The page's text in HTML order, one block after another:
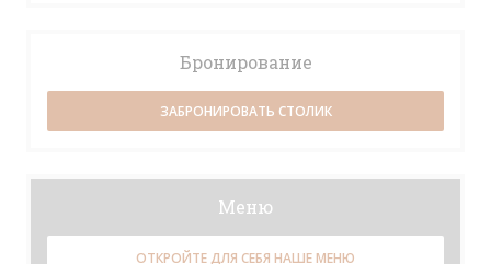
Бронирование
ЗАБРОНИРОВАТЬ СТОЛИК
Меню
ОТКРОЙТЕ ДЛЯ СЕБЯ НАШЕ МЕНЮ